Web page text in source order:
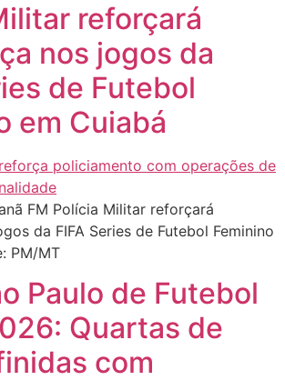
reforçará
nos jogos da
de Futebol
em Cuiabá
FM Polícia Militar reforçará
da FIFA Series de Futebol Feminino
PM/MT
Paulo de Futebol
Quartas de
com